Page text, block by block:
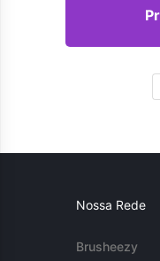
Nossa Rede
Brusheezy